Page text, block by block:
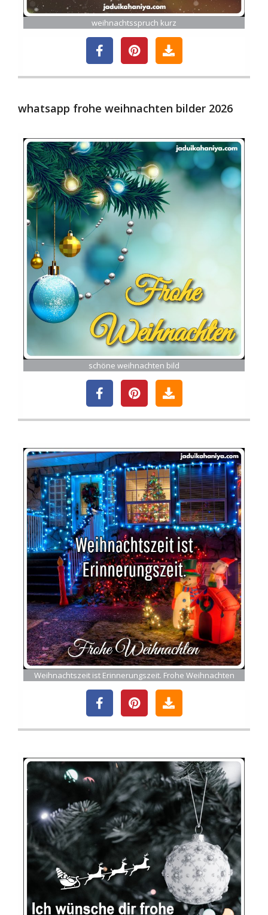
weihnachtsspruch kurz
whatsapp frohe weihnachten bilder 2026
schöne weihnachten bild
Weihnachtszeit ist Erinnerungszeit. Frohe Weihnachten